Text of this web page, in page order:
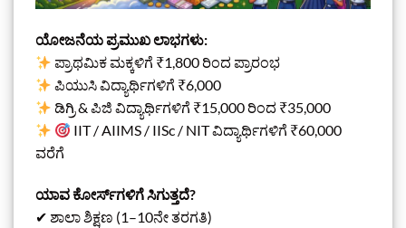
ಯೋಜನೆಯ ಪ್ರಮುಖ ಲಾಭಗಳು:
ಪ್ರಾಥಮಿಕ ಮಕ್ಕಳಿಗೆ ₹1,800 ರಿಂದ ಪ್ರಾರಂಭ
ಪಿಯುಸಿ ವಿದ್ಯಾರ್ಥಿಗಳಿಗೆ ₹6,000
ಡಿಗ್ರಿ & ಪಿಜಿ ವಿದ್ಯಾರ್ಥಿಗಳಿಗೆ ₹15,000 ರಿಂದ ₹35,000
IIT / AIIMS / IISc / NIT ವಿದ್ಯಾರ್ಥಿಗಳಿಗೆ ₹60,000
ವರೆಗೆ
ಯಾವ ಕೋರ್ಸ್‌ಗಳಿಗೆ ಸಿಗುತ್ತದೆ?
✔ ಶಾಲಾ ಶಿಕ್ಷಣ (1–10ನೇ ತರಗತಿ)